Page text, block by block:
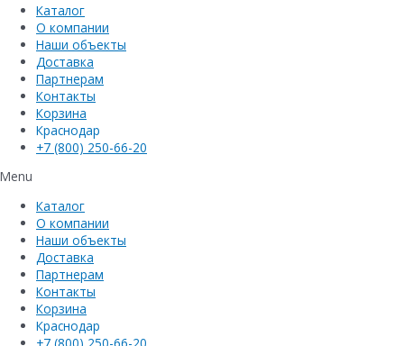
Каталог
О компании
Наши объекты
Доставка
Партнерам
Контакты
Корзина
Краснодар
+7 (800) 250-66-20
Menu
Каталог
О компании
Наши объекты
Доставка
Партнерам
Контакты
Корзина
Краснодар